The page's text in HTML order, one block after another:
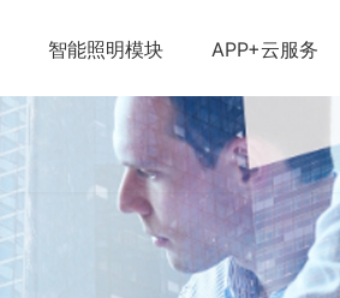
智能照明模块 APP+云服务